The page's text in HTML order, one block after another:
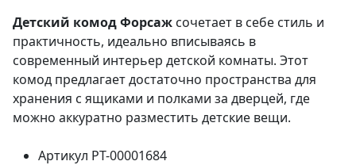
Детский комодФорсаж сочетает в себе стиль и
практичность, идеально вписываясь в
современный интерьер детской комнаты. Этот
комод предлагает достаточно пространства для
хранения с ящиками и полками за дверцей, где
можно аккуратно разместить детские вещи.
Артикул РТ-00001684